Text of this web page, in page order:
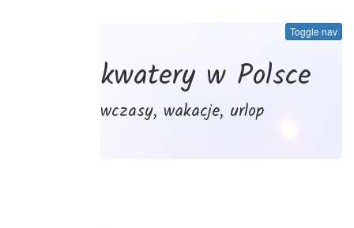
Toggle nav
kwatery w Polsce
wczasy, wakacje, urlop